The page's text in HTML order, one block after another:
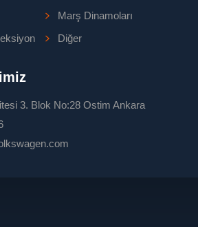
Marş Dinamoları
Diğer
3. Blok No:28 Ostim Ankara